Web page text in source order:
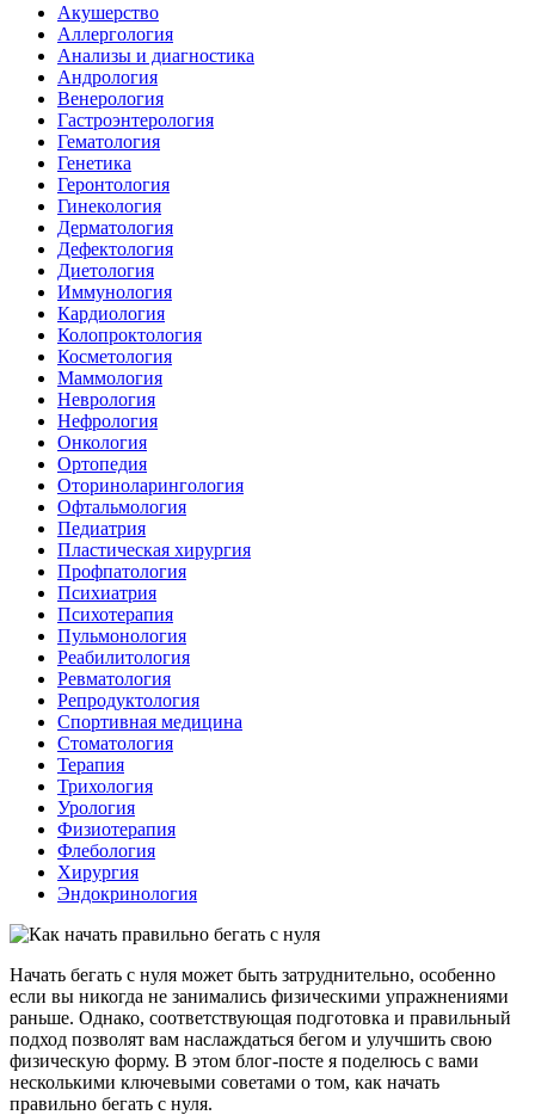
Акушерство
Аллергология
Анализы и диагностика
Андрология
Венерология
Гастроэнтерология
Гематология
Генетика
Геронтология
Гинекология
Дерматология
Дефектология
Диетология
Иммунология
Кардиология
Колопроктология
Косметология
Маммология
Неврология
Нефрология
Онкология
Ортопедия
Оториноларингология
Офтальмология
Педиатрия
Пластическая хирургия
Профпатология
Психиатрия
Психотерапия
Пульмонология
Реабилитология
Ревматология
Репродуктология
Спортивная медицина
Стоматология
Терапия
Трихология
Урология
Физиотерапия
Флебология
Хирургия
Эндокринология
Начать бегать с нуля может быть затруднительно, особенно
если вы никогда не занимались физическими упражнениями
раньше. Однако, соответствующая подготовка и правильный
подход позволят вам наслаждаться бегом и улучшить свою
физическую форму. В этом блог-посте я поделюсь с вами
несколькими ключевыми советами о том, как начать
правильно бегать с нуля.